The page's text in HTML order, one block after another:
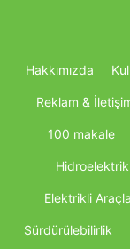
Hakkımızda
Reklam &
100 makale
Hidroelektrik
Elektrikli
Sürdürülebilirlik